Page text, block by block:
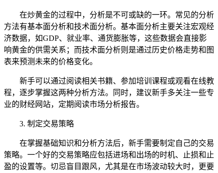
在炒黄金的过程中，分析是不可或缺的一环。常见的分析
方法有基本面分析和技术面分析。基本面分析主要关注宏观经
济数据，如GDP、就业率、通货膨胀等，这些数据会直接影
响黄金的供需关系；而技术面分析则是通过历史价格走势和图
表来预测未来的价格变化。
新手可以通过阅读相关书籍、参加培训课程或观看在线教
程，逐步掌握这两种分析方法。同时，建议新手多关注一些专
业的财经网站，定期阅读市场分析报告。
3. 制定交易策略
在掌握基础知识和分析方法后，新手需要制定自己的交易
策略。一个好的交易策略应包括进场和出场的时机、止损和止
盈的设置等。切忌盲目跟风，尤其是在市场波动较大时，更要